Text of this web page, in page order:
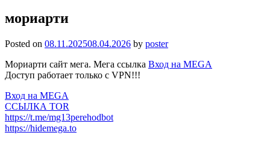
мориарти
Posted on 08.11.202508.04.2026 by poster
Мориарти сайт мега. Мега ссылка Вход на MEGA
Доступ работает только с VPN!!!
Вход на MEGA
ССЫЛКА TOR
https://t.me/mg13perehodbot
https://hidemega.to